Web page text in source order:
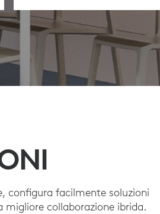
configura facilmente soluzioni
collaborazione ibrida.